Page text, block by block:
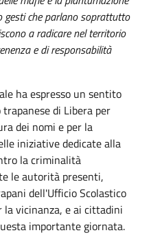
gesti che parlano soprattutto
a radicare nel territorio
e di responsabilità
ha espresso un sentito
di Libera per
dei nomi e per la
iniziative dedicate alla
la criminalità
le autorità presenti,
dell'Ufficio Scolastico
la vicinanza, e ai cittadini
importante giornata.